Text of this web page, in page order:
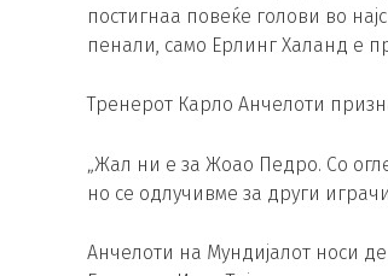
постигнаа повеќе голови во
пенали, само Ерлинг Халанд е
Тренерот Карло Анчелоти
„Жал ни е за Жоао Педро. Со
но се одлучивме за други
Анчелоти на Мундијалот носи